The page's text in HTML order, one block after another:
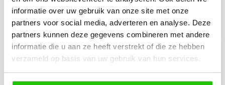
informatie over uw gebruik van onze site met onze
partners voor social media, adverteren en analyse. Deze
partners kunnen deze gegevens combineren met andere
informatie die u aan ze heeft verstrekt of die ze hebben
verzameld op basis van uw gebruik van hun services.
Luminous Luxe
Colour Palette